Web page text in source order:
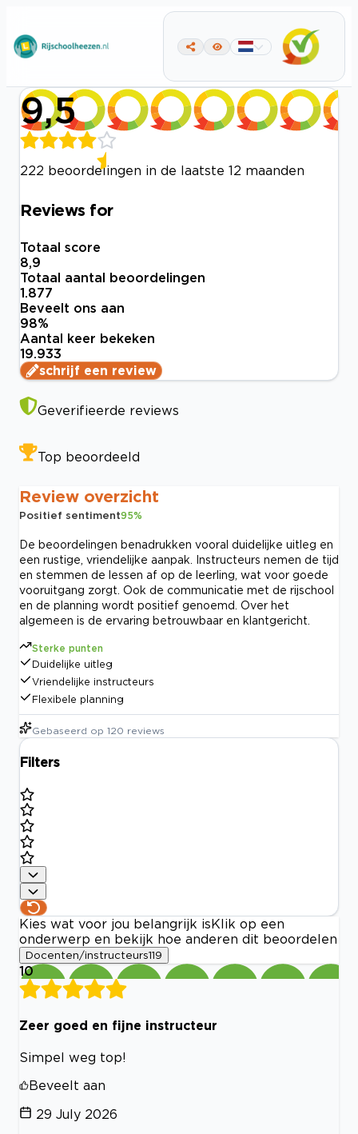
9,5
222 beoordelingen in de laatste 12 maanden
Reviews for
Totaal score
8,9
Totaal aantal beoordelingen
1.877
Beveelt ons aan
98%
Aantal keer bekeken
19.933
schrijf een review
Geverifieerde reviews
Top beoordeeld
Review overzicht
Positief sentiment95%
De beoordelingen benadrukken vooral duidelijke uitleg en
een rustige, vriendelijke aanpak. Instructeurs nemen de tijd
en stemmen de lessen af op de leerling, wat voor goede
vooruitgang zorgt. Ook de communicatie met de rijschool
en de planning wordt positief genoemd. Over het
algemeen is de ervaring betrouwbaar en klantgericht.
Sterke punten
Duidelijke uitleg
Vriendelijke instructeurs
Flexibele planning
Gebaseerd op 120 reviews
Filters
Kies wat voor jou belangrijk is Klik op een
onderwerp en bekijk hoe anderen dit beoordelen
Docenten/instructeurs119
10
Zeer goed en fijne instructeur
Simpel weg top!
Beveelt aan
29 July 2026